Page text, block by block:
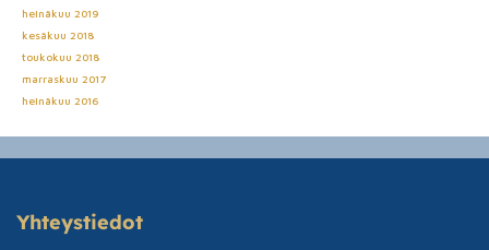
heinäkuu 2019
kesäkuu 2018
toukokuu 2018
marraskuu 2017
heinäkuu 2016
Yhteystiedot